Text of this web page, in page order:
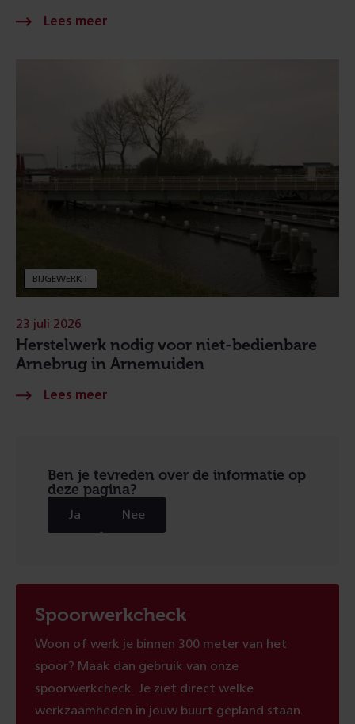
BIJGEWERKT
Herstelwerk nodig voor niet-bedienbare
Arnebrug in Arnemuiden
23 juli 2026
Ben je tevreden over de informatie op
deze pagina?
Ja Nee
Spoorwerkcheck
Woon of werk je binnen 300 meter van het
spoor? Maak dan gebruik van onze
spoorwerkcheck. Je ziet direct welke
werkzaamheden in jouw buurt gepland staan.